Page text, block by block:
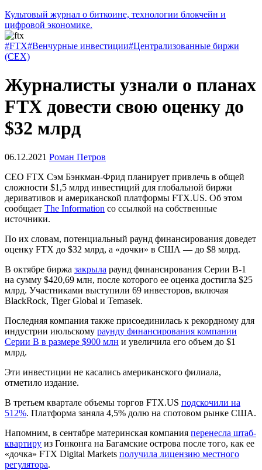
Культовый журнал о биткоине, технологии блокчейн и
цифровой экономике.
#FTX#Венчурные инвестиции#Централизованные биржи
(CEX)
Журналисты узнали о планах
FTX довести свою оценку до
$32 млрд
06.12.2021 Роман Петров
CEO FTX Сэм Бэнкман-Фрид планирует привлечь в общей
сложности $1,5 млрд инвестиций для глобальной биржи
деривативов и американской платформы FTX.US. Об этом
сообщает The Information со ссылкой на собственные
источники.
По их словам, потенциальный раунд финансирования доведет
оценку FTX до $32 млрд, а «дочки» в США — до $8 млрд.
В октябре биржа закрыла раунд финансирования Серии В-1
на сумму $420,69 млн, после которого ее оценка достигла $25
млрд. Участниками выступили 69 инвесторов, включая
BlackRock, Tiger Global и Temasek.
Последняя компания также присоединилась к рекордному для
индустрии июльскому раунду финансирования компании
Серии B в размере $900 млн и увеличила его объем до $1
млрд.
Эти инвестиции не касались американского филиала,
отметило издание.
В третьем квартале объемы торгов FTX.US подскочили на
512%. Платформа заняла 4,5% долю на спотовом рынке США.
Напомним, в сентябре материнская компания перенесла штаб-
квартиру из Гонконга на Багамские острова после того, как ее
«дочка» FTX Digital Markets получила лицензию местного
регулятора.